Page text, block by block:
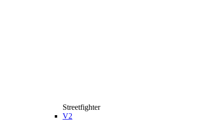
Streetfighter
V2